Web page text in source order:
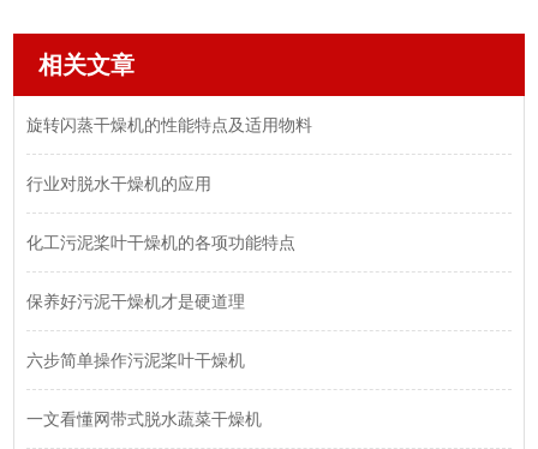
相关文章
旋转闪蒸干燥机的性能特点及适用物料
行业对脱水干燥机的应用
化工污泥桨叶干燥机的各项功能特点
保养好污泥干燥机才是硬道理
六步简单操作污泥桨叶干燥机
一文看懂网带式脱水蔬菜干燥机